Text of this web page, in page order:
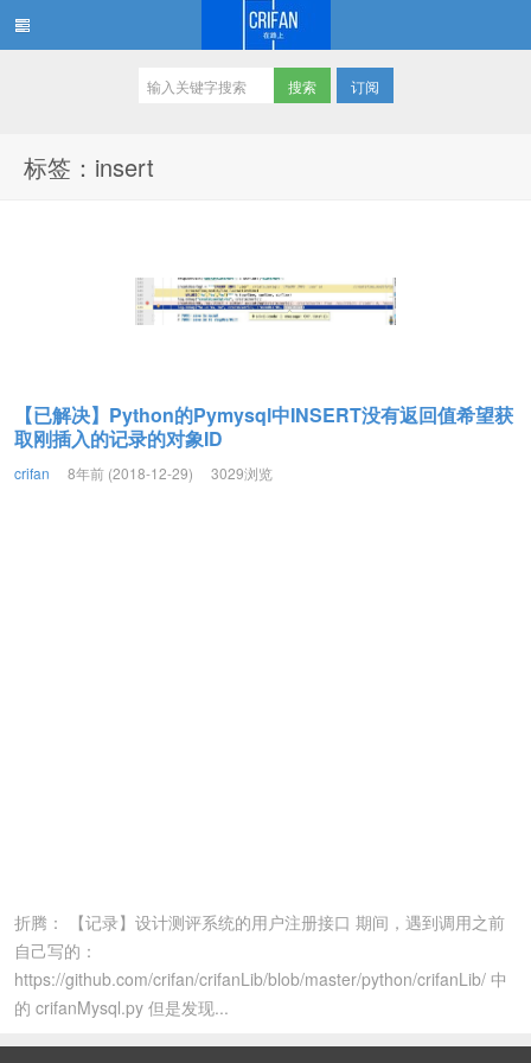
订阅
标签：insert
【已解决】Python的Pymysql中INSERT没有返回值希望获
取刚插入的记录的对象ID
crifan 8年前 (2018-12-29) 3029浏览
折腾： 【记录】设计测评系统的用户注册接口 期间，遇到调用之前
自己写的：
https://github.com/crifan/crifanLib/blob/master/python/crifanLib/ 中
的 crifanMysql.py 但是发现...